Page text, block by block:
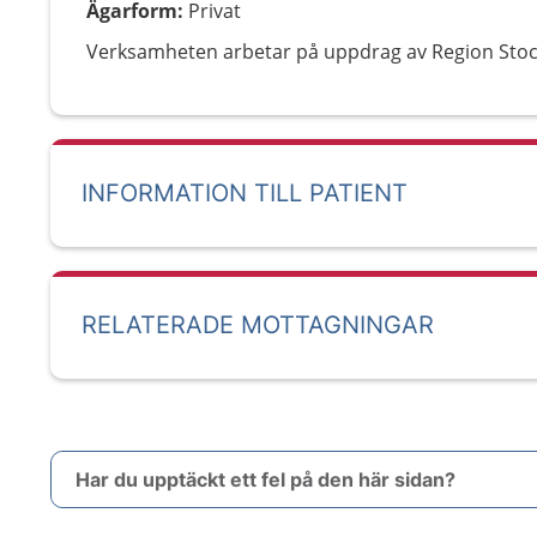
Ägarform: Privat
Verksamheten arbetar på uppdrag av Region
INFORMATION TILL PATIENT
RELATERADE MOTTAGNINGAR
Har du upptäckt ett fel på den här sidan?